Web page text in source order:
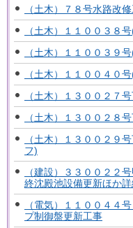
（土木）７８号水路改
（土木）１１００３８
（土木）１１００３９
（土木）１１００４０
（土木）１３００２７
（土木）１３００２８
（土木）１３００２９
フ)
（建設）３３００２２
終沈殿池設備更新ほか
（電気）１１００４４
プ制御盤更新工事